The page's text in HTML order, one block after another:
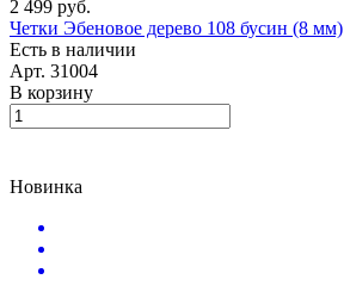
2 499 руб.
Четки Эбеновое дерево 108 бусин (8 мм)
Есть в наличии
Арт. 31004
В корзину
Новинка